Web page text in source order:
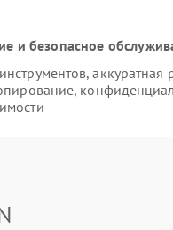
и безопасное
аккуратная